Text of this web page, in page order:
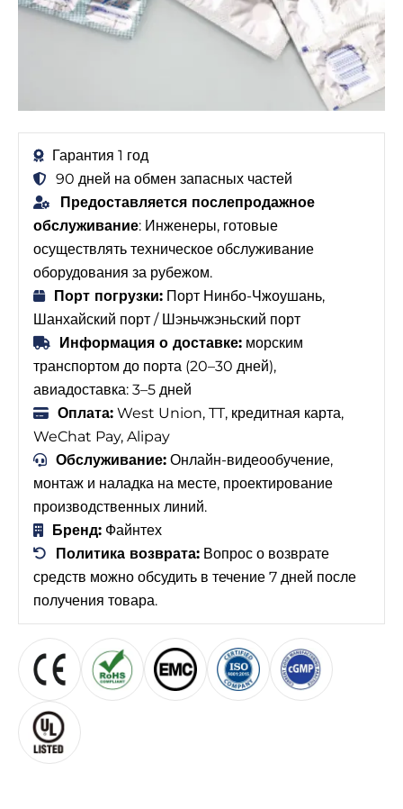
Гарантия 1 год
90 дней на обмен запасных частей
Предоставляется послепродажное
обслуживание: Инженеры, готовые
осуществлять техническое обслуживание
оборудования за рубежом.
Порт погрузки: Порт Нинбо-Чжоушань,
Шанхайский порт / Шэньчжэньский порт
Информация о доставке: морским
транспортом до порта (20–30 дней),
авиадоставка: 3–5 дней
Оплата: West Union, TT, кредитная карта,
WeChat Pay, Alipay
Обслуживание: Онлайн-видеообучение,
монтаж и наладка на месте, проектирование
производственных линий.
Бренд: Файнтех
Политика возврата: Вопрос о возврате
средств можно обсудить в течение 7 дней после
получения товара.